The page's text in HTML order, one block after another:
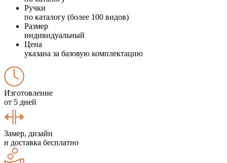
Ручки
по каталогу (более 100 видов)
Размер
индивидуальный
Цена
указана за базовую комплектацию
Изготовление
от 5 дней
Замер, дизайн
и доставка бесплатно